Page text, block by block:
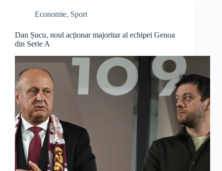
Economie, Sport
Dan Șucu, noul acționar majoritar al echipei Genoa
din Serie A